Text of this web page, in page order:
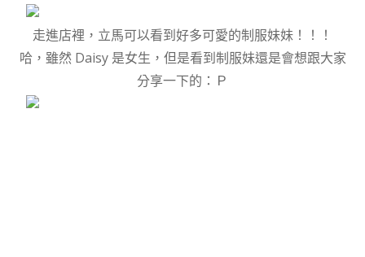
走進店裡，立馬可以看到好多可愛的制服妹妹！！！
哈，雖然 Daisy 是女生，但是看到制服妹還是會想跟大家
分享一下的：Ｐ